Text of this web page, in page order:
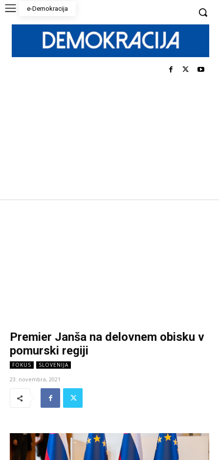
e-Demokracija
Premier Janša na delovnem obisku v
pomurski regiji
FOKUS SLOVENIJA
23. novembra, 2021